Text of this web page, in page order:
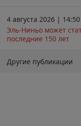
4 августа 2026 | 14:50
Эль-Ниньо может
последние 150 лет
Другие публикации